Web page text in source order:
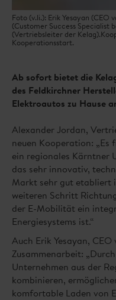
Foto (v.li.): Erik Yesayan (CEO
(Customer Success Specialist
(Vertriebsleiter der
Kooperationsstart.
Ab sofort bietet die
des Feldkirchner
Elektroautos zu Hause
Alexander Jordan,
neuen Kooperation: „Es
ein regionales Kärntner
das sehr innovativ,
Markt sehr gut etabliert
weiteren Schritt
der E-Mobilität ein
Energiesystems ist.“
Auch Erik Yesayan,
Zusammenarbeit:
Unternehmen aus der
kombinieren,
komfortable Laden von